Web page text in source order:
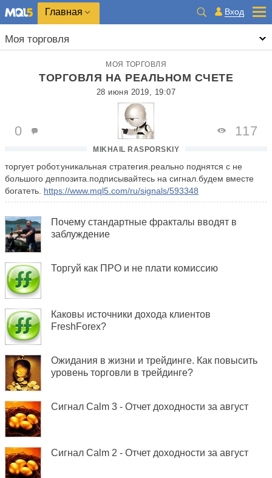
Главная Вход
Моя торговля
МОЯ ТОРГОВЛЯ
ТОРГОВЛЯ НА РЕАЛЬНОМ СЧЕТЕ
28 июня 2019, 19:07
MIKHAIL RASPORSKIY
0 117
торгует робот.уникальная стратегия.реально поднятся с не
большого деппозита.подписывайтесь на сигнал.будем вместе
богатеть. https://www.mql5.com/ru/signals/593348
Почему стандартные фракталы вводят в
заблуждение
Торгуй как ПРО и не плати комиссию
Каковы источники дохода клиентов
FreshForex?
Ожидания в жизни и трейдинге. Как повысить
уровень торговли в трейдинге?
Сигнал Calm 3 - Отчет доходности за август
Сигнал Calm 2 - Отчет доходности за август